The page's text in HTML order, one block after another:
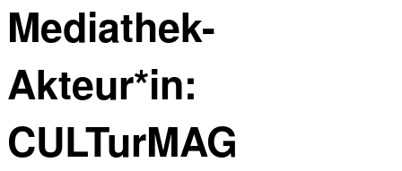
Mediathek-
Akteur*in:
CULTurMAG